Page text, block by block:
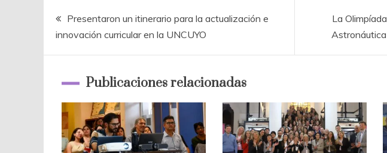
Navegación
de
entradas
Presentaron un itinerario para la actualización e
innovación curricular en la UNCUYO
La
Publicaciones relacionadas